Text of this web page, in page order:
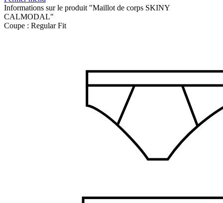
Informations sur le produit "Maillot de corps SKINY
CALMODAL"
Coupe : Regular Fit